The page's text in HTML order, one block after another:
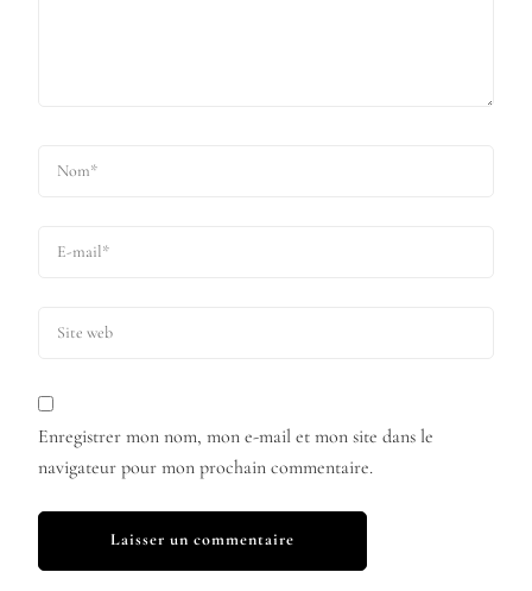
Enregistrer mon nom, mon e-mail et mon site dans le
navigateur pour mon prochain commentaire.